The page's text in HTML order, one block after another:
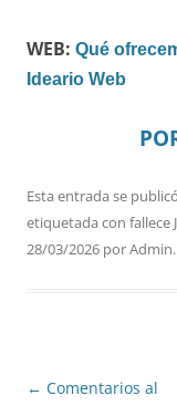
WEB: Qué
Ideario Web
Esta entrada se
etiquetada con fallece
28/03/2026 porAdmin.
Navegación
← Comentarios al